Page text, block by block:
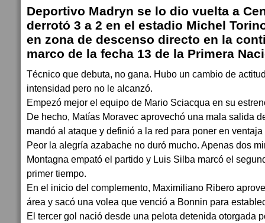
Deportivo Madryn se lo dio vuelta a
derrotó 3 a 2 en el estadio Michel
en zona de descenso directo en la
marco de la fecha 13 de la Primera
Técnico que debuta, no gana. Hubo un cambio de
intensidad pero no le alcanzó.
Empezó mejor el equipo de Mario Sciacqua en su
De hecho, Matías Moravec aprovechó una mala salida
mandó al ataque y definió a la red para poner en
Peor la alegría azabache no duró mucho. Apenas dos
Montagna empató el partido y Luis Silba marcó el
primer tiempo.
En el inicio del complemento, Maximiliano Ribero
área y sacó una volea que venció a Bonnin para
El tercer gol nació desde una pelota detenida otorgada